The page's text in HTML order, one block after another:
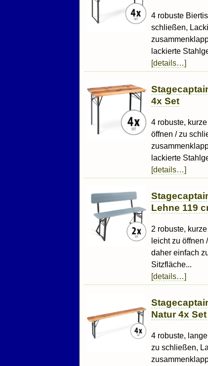
4 robuste
schließen,
lackierte
[details…]
4x Set
4 robuste,
öffnen / zu
lackierte
[details…]
Lehne 119
2 robuste,
leicht zu
daher einfach
Sitzfläche...
[details…]
Natur 4x Set
4 robuste,
zu schließen,